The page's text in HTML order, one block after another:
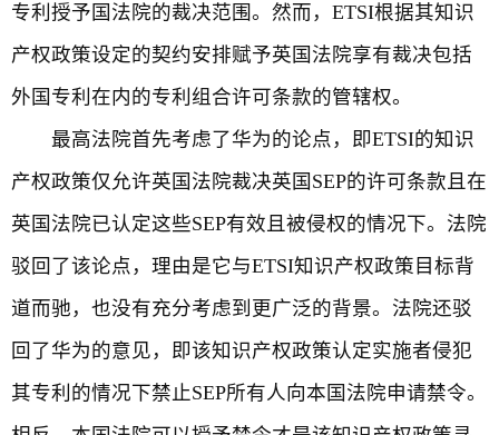
专利授予国法院的裁决范围。然而，ETSI根据其知识
产权政策设定的契约安排赋予英国法院享有裁决包括
外国专利在内的专利组合许可条款的管辖权。
最高法院首先考虑了华为的论点，即ETSI的知识
产权政策仅允许英国法院裁决英国SEP的许可条款且在
英国法院已认定这些SEP有效且被侵权的情况下。法院
驳回了该论点，理由是它与ETSI知识产权政策目标背
道而驰，也没有充分考虑到更广泛的背景。法院还驳
回了华为的意见，即该知识产权政策认定实施者侵犯
其专利的情况下禁止SEP所有人向本国法院申请禁令。